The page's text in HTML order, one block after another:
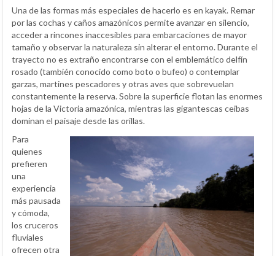
Una de las formas más especiales de hacerlo es en kayak. Remar
por las cochas y caños amazónicos permite avanzar en silencio,
acceder a rincones inaccesibles para embarcaciones de mayor
tamaño y observar la naturaleza sin alterar el entorno. Durante el
trayecto no es extraño encontrarse con el emblemático delfín
rosado (también conocido como boto o bufeo) o contemplar
garzas, martines pescadores y otras aves que sobrevuelan
constantemente la reserva. Sobre la superficie flotan las enormes
hojas de la Victoria amazónica, mientras las gigantescas ceibas
dominan el paisaje desde las orillas.
Para
quienes
prefieren
una
experiencia
más pausada
y cómoda,
los cruceros
fluviales
ofrecen otra